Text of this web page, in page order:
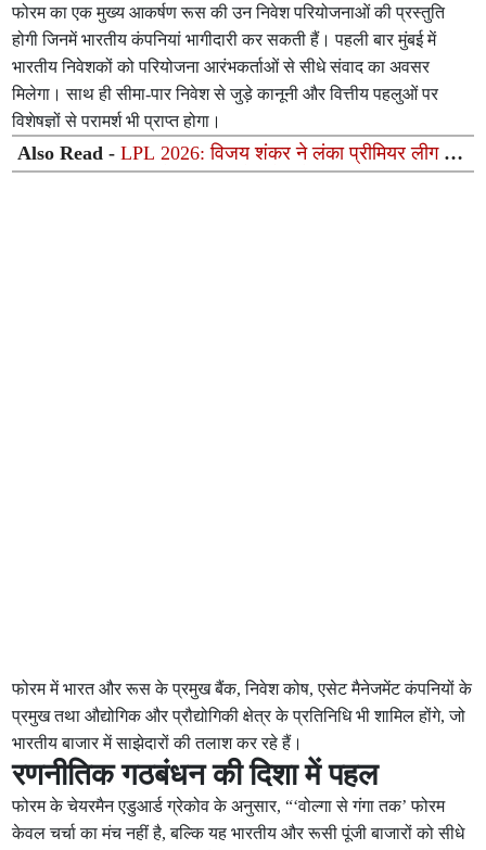
फोरम का एक मुख्य आकर्षण रूस की उन निवेश परियोजनाओं की प्रस्तुति
होगी जिनमें भारतीय कंपनियां भागीदारी कर सकती हैं। पहली बार मुंबई में
भारतीय निवेशकों को परियोजना आरंभकर्ताओं से सीधे संवाद का अवसर
मिलेगा। साथ ही सीमा-पार निवेश से जुड़े कानूनी और वित्तीय पहलुओं पर
विशेषज्ञों से परामर्श भी प्राप्त होगा।
Also Read -LPL 2026: विजय शंकर ने लंका प्रीमियर लीग में
मचाया तहलका, 227 के स्ट्राइक रेट से कूटे रन, फिर भी हारी टीम
फोरम में भारत और रूस के प्रमुख बैंक, निवेश कोष, एसेट मैनेजमेंट कंपनियों के
प्रमुख तथा औद्योगिक और प्रौद्योगिकी क्षेत्र के प्रतिनिधि भी शामिल होंगे, जो
भारतीय बाजार में साझेदारों की तलाश कर रहे हैं।
रणनीतिक गठबंधन की दिशा में पहल
फोरम के चेयरमैन एडुआर्ड ग्रेकोव के अनुसार, “‘वोल्गा से गंगा तक’ फोरम
केवल चर्चा का मंच नहीं है, बल्कि यह भारतीय और रूसी पूंजी बाजारों को सीधे